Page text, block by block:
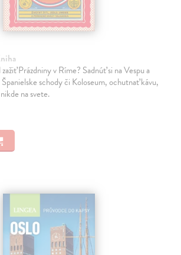
Prázdniny v Ríme? Sadnúť si na Vespu a
schody či Koloseum, ochutnať kávu,
na svete.